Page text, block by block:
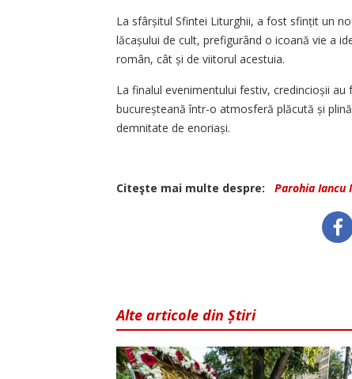
La sfârșitul Sfintei Liturghii, a fost sfințit un
lăcașului de cult, prefigurând o icoană vie a
român, cât și de viitorul acestuia.
La finalul evenimentului festiv, credincioșii
bucureșteană într-o atmosferă plăcută și
demnitate de enoriași.
Citeşte mai multe despre: Parohia Iancu
Alte articole din Știri